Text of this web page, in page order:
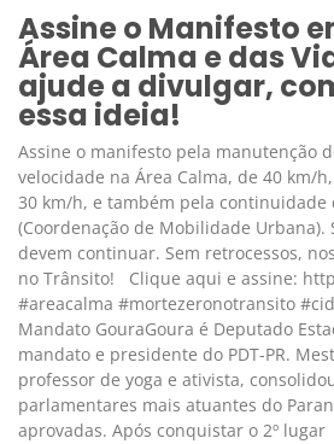
Assine o Manifesto
Área Calma e das
ajude a divulgar,
essa ideia!
Assine o manifesto pela manutenção
velocidade na Área Calma, de 40 km/
30 km/h, e também pela continuidade
(Coordenação de Mobilidade Urbana).
devem continuar. Sem retrocessos,
no Trânsito! Clique aqui e assine:
#areacalma #mortezeronotransito
Mandato GouraGoura é Deputado
mandato e presidente do PDT-PR.
professor de yoga e ativista,
parlamentares mais atuantes do
aprovadas. Após conquistar o 2º lugar